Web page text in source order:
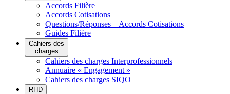
Accords Filière
Accords Cotisations
Questions/Réponses – Accords Cotisations
Guides Filière
Cahiers des
charges
Cahiers des charges Interprofessionnels
Annuaire « Engagement »
Cahiers des charges SIQO
RHD